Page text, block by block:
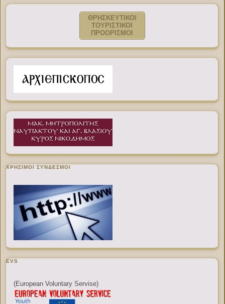
ΘΡΗΣΚΕΥΤΙΚΟΙ
ΤΟΥΡΙΣΤΙΚΟΙ
ΠΡΟΟΡΙΣΜΟΙ
ΧΡΉΣΙΜΟΙ ΣΎΝΔΕΣΜΟΙ
EVS
(European Voluntary Servise)